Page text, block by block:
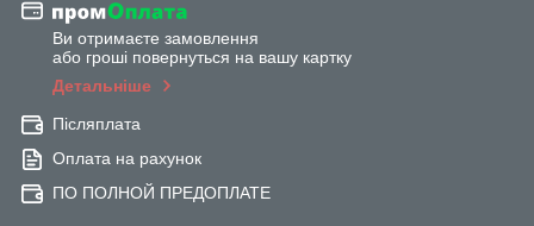
Ви отримаєте замовлення
або гроші повернуться на вашу картку
Детальніше
Післяплата
Оплата на рахунок
ПО ПОЛНОЙ ПРЕДОПЛАТЕ